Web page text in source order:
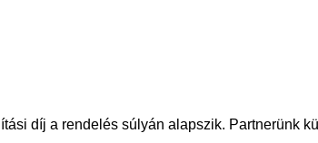
díj a rendelés súlyán alapszik. Partnerünk